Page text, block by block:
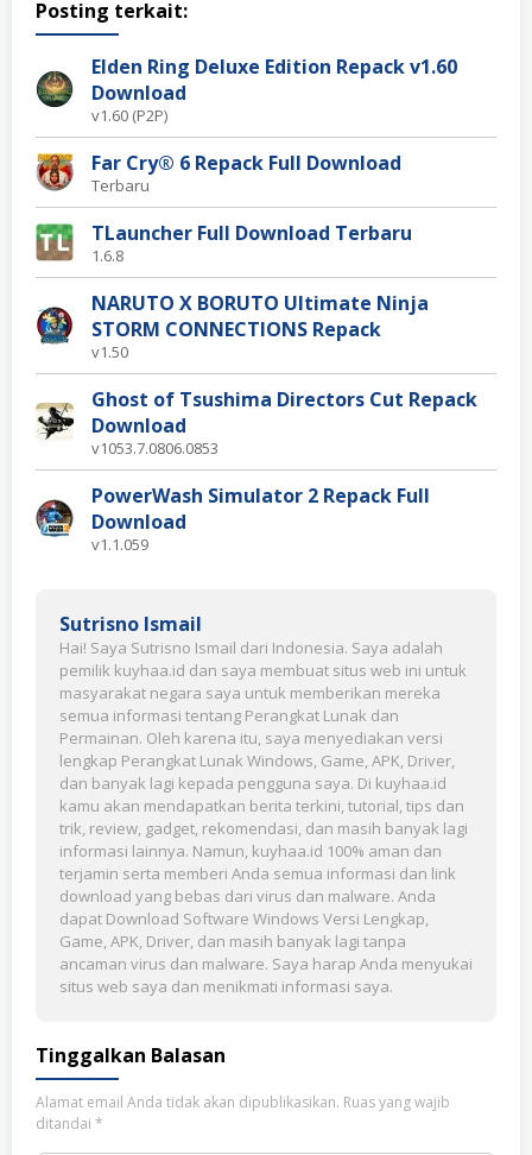
Posting terkait:
Elden Ring Deluxe Edition Repack v1.60
Download
v1.60 (P2P)
Far Cry® 6 Repack Full Download
Terbaru
TLauncher Full Download Terbaru
1.6.8
NARUTO X BORUTO Ultimate Ninja
STORM CONNECTIONS Repack
v1.50
Ghost of Tsushima Directors Cut Repack
Download
v1053.7.0806.0853
PowerWash Simulator 2 Repack Full
Download
v1.1.059
Sutrisno Ismail
Hai! Saya Sutrisno Ismail dari Indonesia. Saya adalah
pemilik kuyhaa.id dan saya membuat situs web ini untuk
masyarakat negara saya untuk memberikan mereka
semua informasi tentang Perangkat Lunak dan
Permainan. Oleh karena itu, saya menyediakan versi
lengkap Perangkat Lunak Windows, Game, APK, Driver,
dan banyak lagi kepada pengguna saya. Di kuyhaa.id
kamu akan mendapatkan berita terkini, tutorial, tips dan
trik, review, gadget, rekomendasi, dan masih banyak lagi
informasi lainnya. Namun, kuyhaa.id 100% aman dan
terjamin serta memberi Anda semua informasi dan link
download yang bebas dari virus dan malware. Anda
dapat Download Software Windows Versi Lengkap,
Game, APK, Driver, dan masih banyak lagi tanpa
ancaman virus dan malware. Saya harap Anda menyukai
situs web saya dan menikmati informasi saya.
Tinggalkan Balasan
Alamat email Anda tidak akan dipublikasikan. Ruas yang wajib
ditandai *